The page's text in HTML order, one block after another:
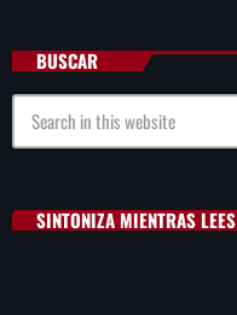
BUSCAR
SINTONIZA MIENTRAS LEES